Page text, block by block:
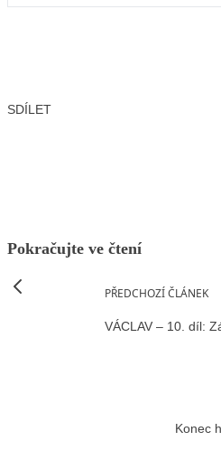
SDÍLET
Pokračujte ve čtení
PŘEDCHOZÍ ČLÁNEK
VÁCLAV – 10. díl:
Konec